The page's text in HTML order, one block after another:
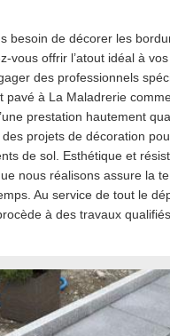
besoin de décorer les
vous offrir l’atout idéal à
des professionnels
pavé à La Maladrerie
prestation hautement
des projets de décoration
de sol. Esthétique et
nous réalisons assure la
Au service de tout le
à des travaux qualifiés.